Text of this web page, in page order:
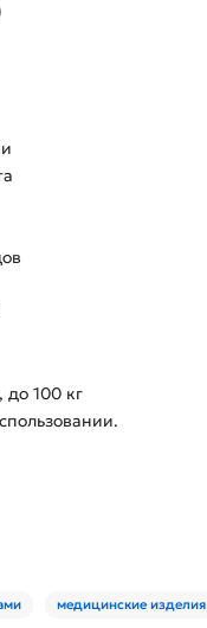
до 100 кг
медицинские изделия